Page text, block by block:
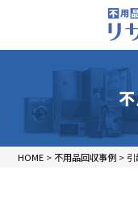
HOME > 不用品回収事例 >